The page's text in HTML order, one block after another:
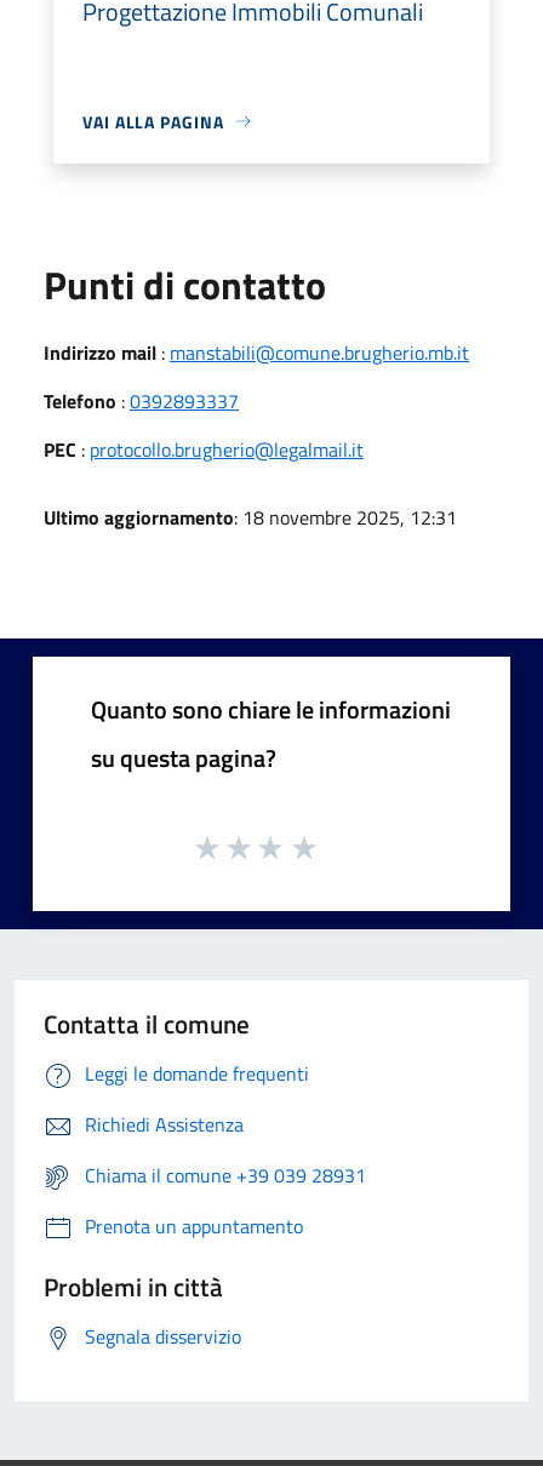
Progettazione Immobili Comunali
VAI ALLA PAGINA
Punti di contatto
Indirizzo mail : manstabili@comune.brugherio.mb.it
Telefono :0392893337
PEC : protocollo.brugherio@legalmail.it
Ultimo aggiornamento: 18 novembre 2025, 12:31
Quanto sono chiare le informazioni
su questa pagina?
Contatta il comune
Leggi le domande frequenti
Richiedi Assistenza
Chiama il comune +39 039 28931
Prenota un appuntamento
Problemi in città
Segnala disservizio